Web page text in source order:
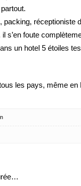
packing, réceptioniste
s’en foute
un hotel 5 étoiles
les pays, même en